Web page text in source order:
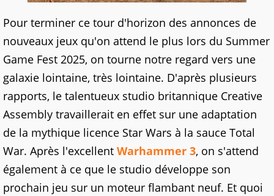
Pour terminer ce tour d'horizon des annonces de
nouveaux jeux qu'on attend le plus lors du Summer
Game Fest 2025, on tourne notre regard vers une
galaxie lointaine, très lointaine. D'après plusieurs
rapports, le talentueux studio britannique Creative
Assembly travaillerait en effet sur une adaptation
de la mythique licence Star Wars à la sauce Total
War. Après l'excellent Warhammer 3, on s'attend
également à ce que le studio développe son
prochain jeu sur un moteur flambant neuf. Et quoi